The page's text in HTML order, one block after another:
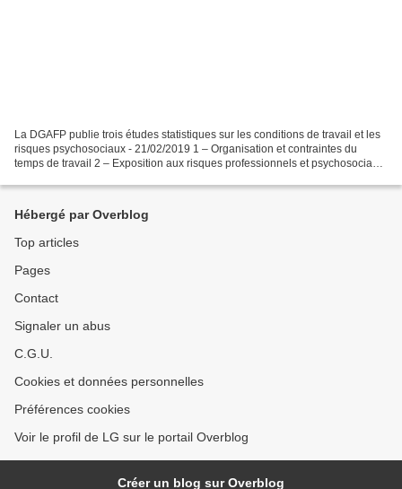
La DGAFP publie trois études statistiques sur les conditions de travail et les
risques psychosociaux - 21/02/2019 1 – Organisation et contraintes du
temps de travail 2 – Exposition aux risques professionnels et psychosociaux
Hébergé par Overblog
Top articles
Pages
Contact
Signaler un abus
C.G.U.
Cookies et données personnelles
Préférences cookies
Voir le profil de LG sur le portail Overblog
Créer un blog sur Overblog